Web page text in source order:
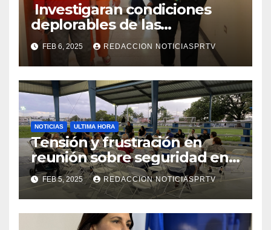
Investigaran condiciones
deplorables de las
facilidades el Departamento
de la Salud en Mayagüez
FEB 6, 2025 REDACCION NOTICIASPRTV
NOTICIAS ULTIMA HORA
Tensión y frustración en
reunión sobre seguridad en
Reparto Metropolitano
FEB 5, 2025 REDACCION NOTICIASPRTV